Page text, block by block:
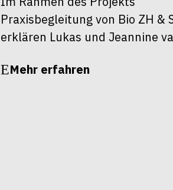
Praxisbegleitung von Bio ZH &
erklären Lukas und Jeannine
Mehr erfahren